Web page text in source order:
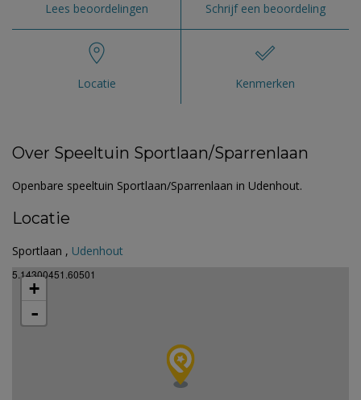
Lees beoordelingen Schrijf een beoordeling
Locatie Kenmerken
Over Speeltuin Sportlaan/Sparrenlaan
Openbare speeltuin Sportlaan/Sparrenlaan in Udenhout.
Locatie
Sportlaan , Udenhout
5.14300451.60501
+
-